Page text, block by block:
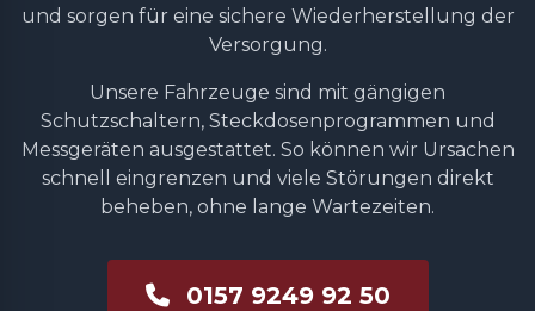
und sorgen für eine sichere Wiederherstellung der
Versorgung.
Unsere Fahrzeuge sind mit gängigen
Schutzschaltern, Steckdosenprogrammen und
Messgeräten ausgestattet. So können wir Ursachen
schnell eingrenzen und viele Störungen direkt
beheben, ohne lange Wartezeiten.
0157 9249 92 50